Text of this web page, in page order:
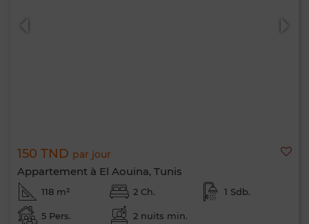
150 TND par jour
Appartement à El Aouina, Tunis
118 m² 2 Ch. 1 Sdb.
5 Pers. 2 nuits min.